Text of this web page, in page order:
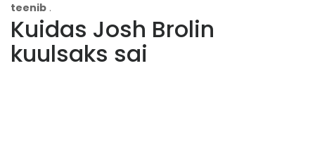
teenib .
Kuidas Josh Brolin
kuulsaks sai